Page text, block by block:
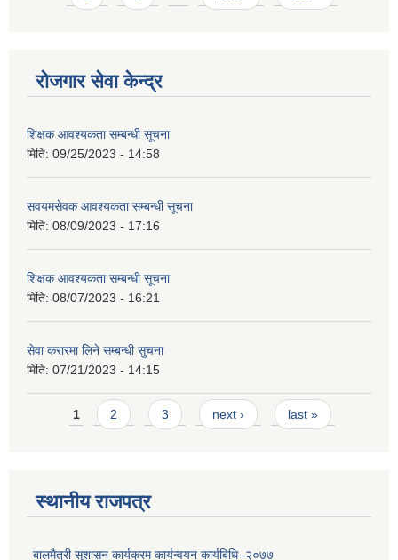
रोजगार सेवा केन्द्र
शिक्षक आवश्यकता सम्बन्धी सूचना
मिति: 09/25/2023 - 14:58
सवयमसेवक आवश्यकता सम्बन्धी सूचना
मिति: 08/09/2023 - 17:16
शिक्षक आवश्यकता सम्बन्धी सूचना
मिति: 08/07/2023 - 16:21
सेवा करारमा लिने सम्बन्धी सुचना
मिति: 07/21/2023 - 14:15
Pages
1 2 3 next › last »
स्थानीय राजपत्र
बालमैत्री सुशासन कार्यक्रम कार्यन्वयन कार्यबिधि–२०७७